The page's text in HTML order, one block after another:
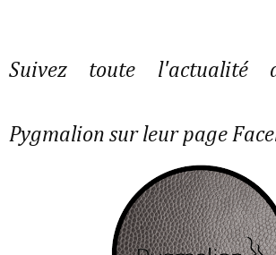
Suivez toute l'actualité
Pygmalion sur leur page